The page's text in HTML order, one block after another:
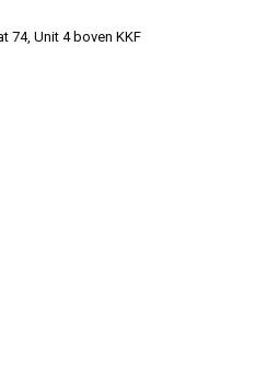
74, Unit 4 boven KKF